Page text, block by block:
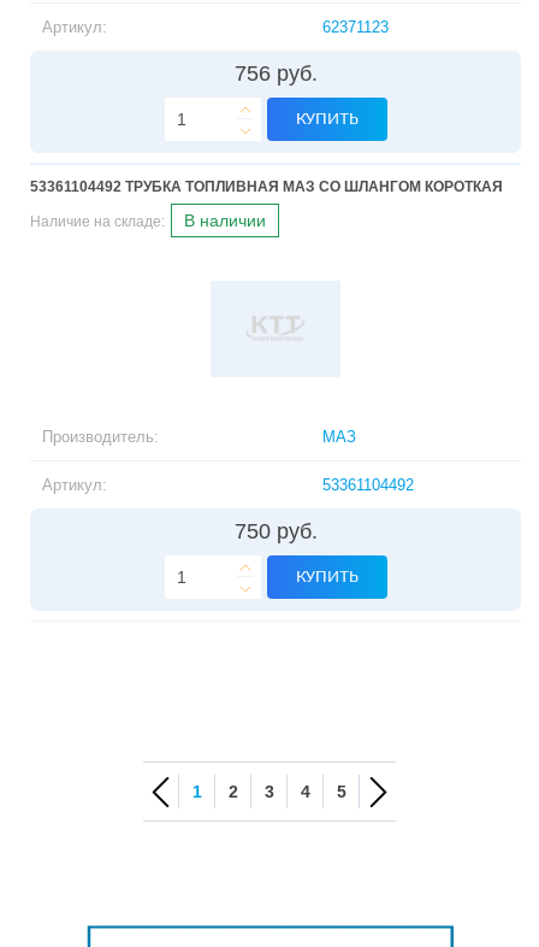
Артикул: 62371123
756 руб.
КУПИТЬ
53361104492 ТРУБКА ТОПЛИВНАЯ МАЗ СО ШЛАНГОМ КОРОТКАЯ
Наличие на складе: В наличии
Производитель: МАЗ
Артикул: 53361104492
750 руб.
КУПИТЬ
1 2 3 4 5